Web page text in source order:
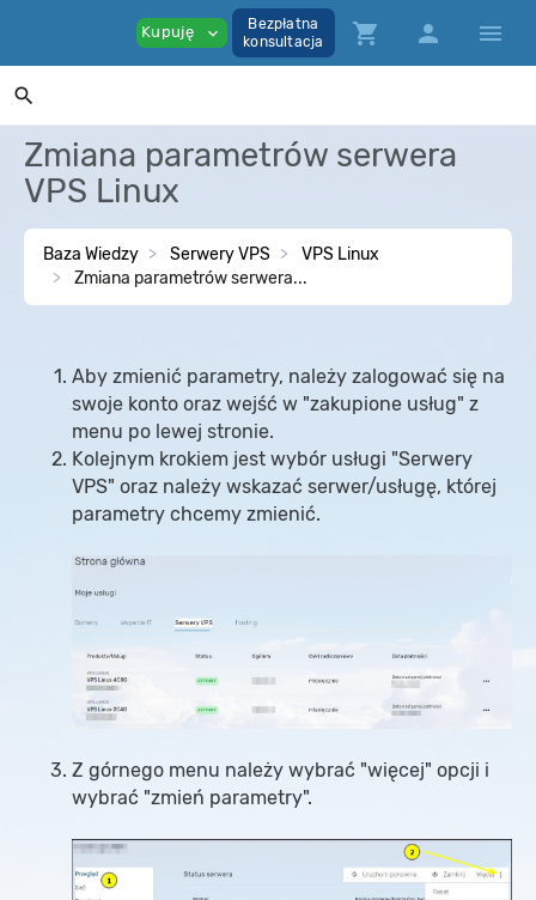
Kupuję expand_more
Bezpłatna
konsultacja
shopping_cart person menu
search
Zmiana parametrów serwera
VPS Linux
Baza Wiedzy Serwery VPS
VPS Linux
Zmiana parametrów serwera...
Aby zmienić parametry, należy zalogować się na
swoje konto oraz wejść w "zakupione usług" z
menu po lewej stronie.
Kolejnym krokiem jest wybór usługi "Serwery
VPS" oraz należy wskazać serwer/usługę, której
parametry chcemy zmienić.
Z górnego menu należy wybrać "więcej" opcji i
wybrać "zmień parametry".